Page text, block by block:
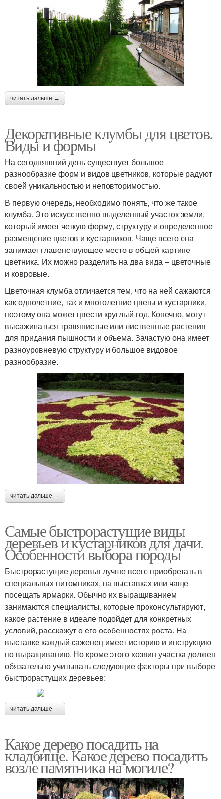
читать дальше →
Декоративные клумбы для цветов.
Виды и формы
На сегодняшний день существует большое
разнообразие форм и видов цветников, которые радуют
своей уникальностью и неповторимостью.
В первую очередь, необходимо понять, что же такое
клумба. Это искусственно выделенный участок земли,
который имеет четкую форму, структуру и определенное
размещение цветов и кустарников. Чаще всего она
занимает главенствующее место в общей картине
цветника. Их можно разделить на два вида – цветочные
и ковровые.
Цветочная клумба отличается тем, что на ней сажаются
как однолетние, так и многолетние цветы и кустарники,
поэтому она может цвести круглый год. Конечно, могут
высаживаться травянистые или лиственные растения
для придания пышности и объема. Зачастую она имеет
разноуровневую структуру и большое видовое
разнообразие.
читать дальше →
Самые быстрорастущие виды
деревьев и кустарников для дачи.
Особенности выбора породы
Быстрорастущие деревья лучше всего приобретать в
специальных питомниках, на выставках или чаще
посещать ярмарки. Обычно их выращиванием
занимаются специалисты, которые проконсультируют,
какое растение в идеале подойдет для конкретных
условий, расскажут о его особенностях роста. На
выставке каждый саженец имеет историю и инструкцию
по выращиванию. Но кроме этого хозяин участка должен
обязательно учитывать следующие факторы при выборе
быстрорастущих деревьев:
читать дальше →
Какое дерево посадить на
кладбище. Какое дерево посадить
возле памятника на могиле?